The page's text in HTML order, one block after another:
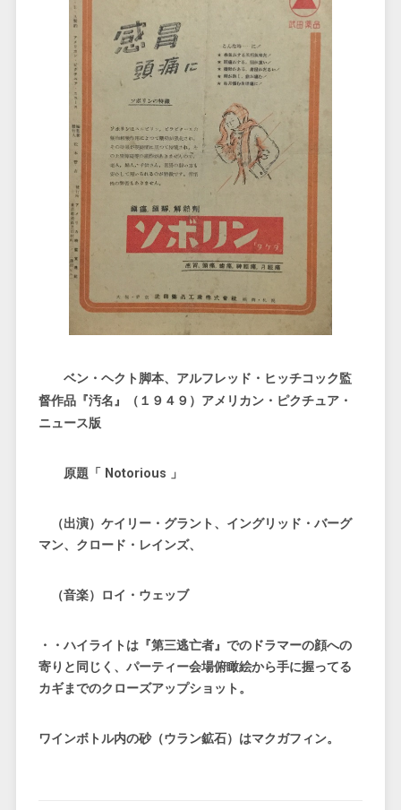
ベン・ヘクト脚本、アルフレッド・ヒッチコック監
督作品『汚名』（１９４９）アメリカン・ピクチュア・
ニュース版
原題「 Notorious 」
（出演）ケイリー・グラント、イングリッド・バーグ
マン、クロード・レインズ、
（音楽）ロイ・ウェッブ
・・ハイライトは『第三逃亡者』でのドラマーの顔への
寄りと同じく、パーティー会場俯瞰絵から手に握ってる
カギまでのクローズアップショット。
ワインボトル内の砂（ウラン鉱石）はマクガフィン。